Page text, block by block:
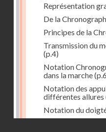
Représentation
De la
Principes de la
Transmission du
(p.4)
Notation
dans la marche
Notation des
différentes allures
Notation du